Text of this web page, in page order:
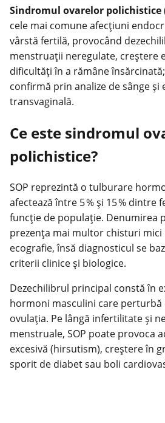
Sindromul ovarelor polichistice
cele mai comune afecţiuni
vârstă fertilă, provocând
menstruaţii neregulate, creştere
dificultăţi în a rămâne
confirmă prin analize de sânge și
transvaginală.
Ce este sindromul
polichistice?
SOP reprezintă o tulburare
afectează între 5 % și 15 % dintre
funcție de populație. Denumirea
prezenţa mai multor chisturi mici
ecografie, însă diagnosticul se
criterii clinice și biologice.
Dezechilibrul principal constă în
hormoni masculini care perturbă
ovulaţia. Pe lângă infertilitate și
menstruale, SOP poate provoca
excesivă (hirsutism), creştere în
sporit de diabet sau boli